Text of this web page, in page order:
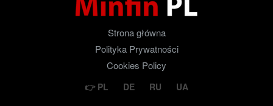
Strona główna
Polityka Prywatności
Cookies Policy
PL DE RU UA